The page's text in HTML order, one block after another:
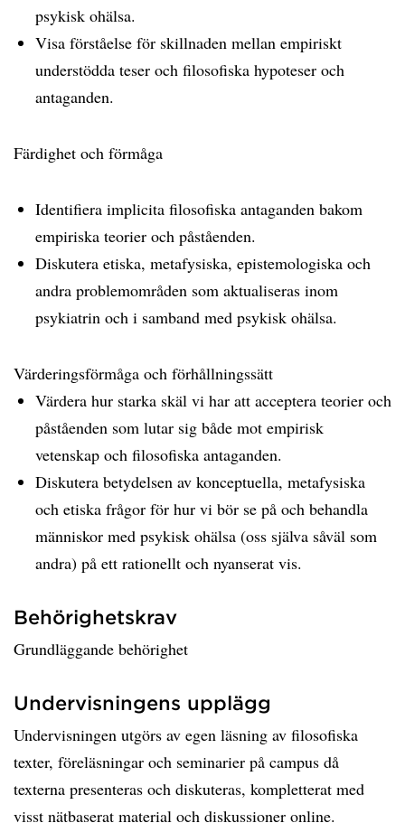
psykisk ohälsa.
Visa förståelse för skillnaden mellan empiriskt
understödda teser och filosofiska hypoteser och
antaganden.
Färdighet och förmåga
Identifiera implicita filosofiska antaganden bakom
empiriska teorier och påståenden.
Diskutera etiska, metafysiska, epistemologiska och
andra problemområden som aktualiseras inom
psykiatrin och i samband med psykisk ohälsa.
Värderingsförmåga och förhållningssätt
Värdera hur starka skäl vi har att acceptera teorier och
påståenden som lutar sig både mot empirisk
vetenskap och filosofiska antaganden.
Diskutera betydelsen av konceptuella, metafysiska
och etiska frågor för hur vi bör se på och behandla
människor med psykisk ohälsa (oss själva såväl som
andra) på ett rationellt och nyanserat vis.
Behörighetskrav
Grundläggande behörighet
Undervisningens upplägg
Undervisningen utgörs av egen läsning av filosofiska
texter, föreläsningar och seminarier på campus då
texterna presenteras och diskuteras, kompletterat med
visst nätbaserat material och diskussioner online.